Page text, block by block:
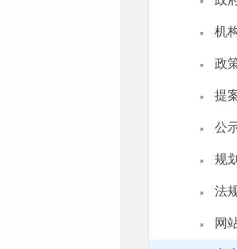
· 机
· 政
· 提
· 公
· 规
· 法
· 网